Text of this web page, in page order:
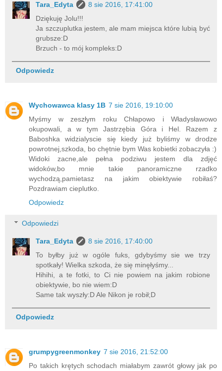
Tara_Edyta
8 sie 2016, 17:41:00
Dziękuję Jolu!!!
Ja szczuplutka jestem, ale mam miejsca które lubią być
grubsze:D
Brzuch - to mój kompleks:D
Odpowiedz
Wychowawca klasy 1B 7 sie 2016, 19:10:00
Myśmy w zeszłym roku Chłapowo i Władysławowo
okupowali, a w tym Jastrzębia Góra i Hel. Razem z
Baboshka widzialyscie się kiedy już byliśmy w drodze
powrotnej,szkoda, bo chętnie bym Was kobietki zobaczyła :)
Widoki zacne,ale pełna podziwu jestem dla zdjęć
widoków,bo mnie takie panoramiczne rzadko
wychodzą,pamietasz na jakim obiektywie robiłaś?
Pozdrawiam cieplutko.
Odpowiedz
Odpowiedzi
Tara_Edyta
8 sie 2016, 17:40:00
To byłby już w ogóle fuks, gdybyśmy sie we trzy
spotkały! Wielka szkoda, że się minęłyśmy...
Hihihi, a te fotki, to Ci nie powiem na jakim robione
obiektywie, bo nie wiem:D
Same tak wyszły:D Ale Nikon je robił;D
Odpowiedz
grumpygreenmonkey 7 sie 2016, 21:52:00
Po takich krętych schodach miałabym zawrót głowy jak po